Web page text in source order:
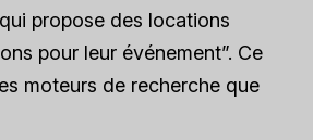
propose des locations
pour leur événement”. Ce
moteurs de recherche que